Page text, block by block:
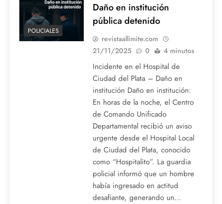
POLICIALES
Daño en institución
pública detenido
revistaallimite.com
21/11/2025
0 4 minutos
Incidente en el Hospital de
Ciudad del Plata – Daño en
institución Daño en institución:
En horas de la noche, el Centro
de Comando Unificado
Departamental recibió un aviso
urgente desde el Hospital Local
de Ciudad del Plata, conocido
como “Hospitalito”. La guardia
policial informó que un hombre
había ingresado en actitud
desafiante, generando un…